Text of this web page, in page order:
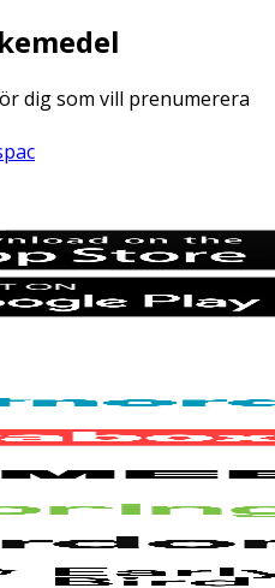
dig som vill prenumerera